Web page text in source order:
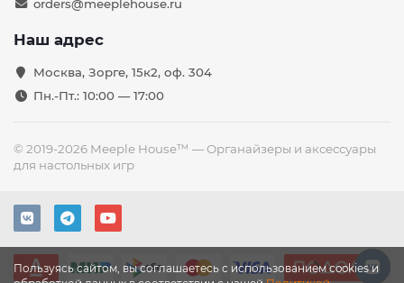
Пользуясь сайтом, вы соглашаетесь с использованием cookies и
orders@meeplehouse.ru
Наш адрес
Москва, Зорге, 15к2, оф. 304
Пн.-Пт.: 10:00 — 17:00
© 2019-2026 Meeple House™ — Органайзеры и аксессуары
для настольных игр